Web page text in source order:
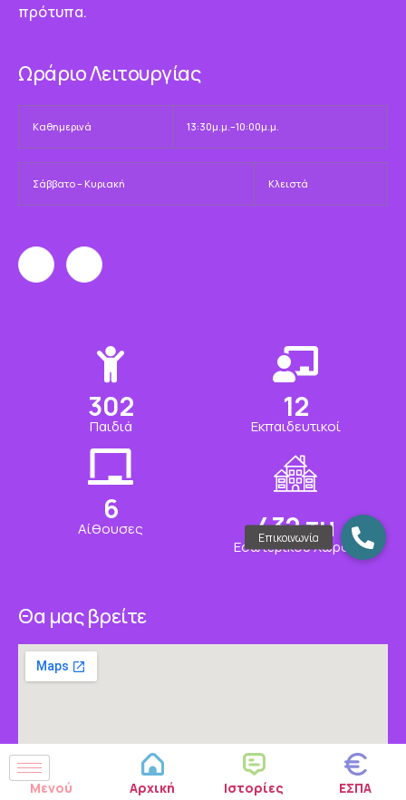
Μενού Αρχική Ιστορίες ΕΣΠΑ
πρότυπα.
Ωράριο Λειτουργίας
Καθημερινά 13:30μ.μ.–10:00μ.μ.
Σάββατο – Κυριακή Κλειστά
315
Παιδιά
13
Εκπαιδευτικοί
6
Αίθουσες 451τμ
Εσωτερικού Χώρου
Θα μας βρείτε